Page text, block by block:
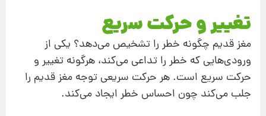
تغییر و حرکت سریع
مغز قدیم چگونه خطر را تشخیص می‌دهد؟ یکی از
ورودی‌هایی که خطر را تداعی می‌کند، هرگونه تغییر و
حرکت سریع است. هر حرکت سریعی توجه مغز قدیم را
جلب می‌کند چون احساس خطر ایجاد می‌کند.